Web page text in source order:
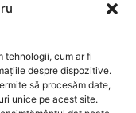
tehnologii, cum ar fi
despre dispozitive.
să procesăm date,
unice pe acest site.